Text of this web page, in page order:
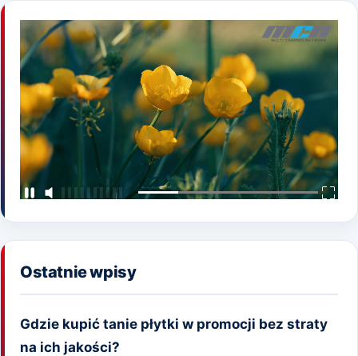
Ostatnie wpisy
Gdzie kupić tanie płytki w promocji bez straty
na ich jakości?